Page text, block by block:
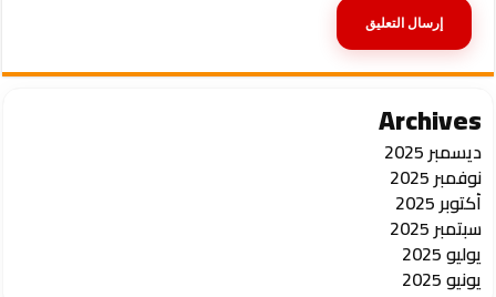
Archives
ديسمبر 2025
نوفمبر 2025
أكتوبر 2025
سبتمبر 2025
يوليو 2025
يونيو 2025